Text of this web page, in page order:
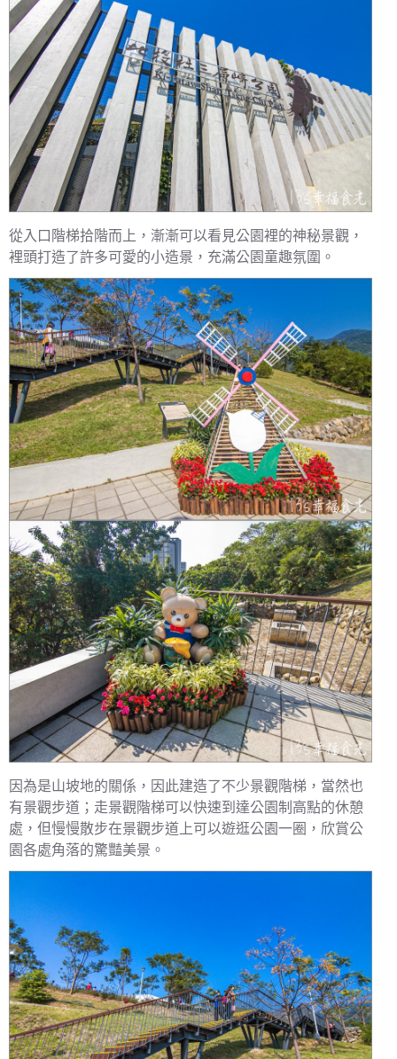
從入口階梯拾階而上，漸漸可以看見公園裡的神秘景觀，
裡頭打造了許多可愛的小造景，充滿公園童趣氛圍。
因為是山坡地的關係，因此建造了不少景觀階梯，當然也
有景觀步道；走景觀階梯可以快速到達公園制高點的休憩
處，但慢慢散步在景觀步道上可以遊逛公園一圈，欣賞公
園各處角落的驚豔美景。